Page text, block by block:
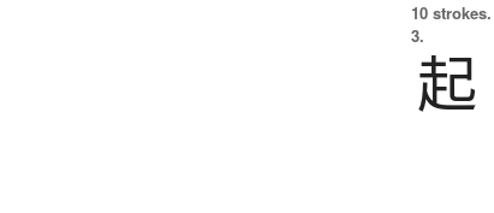
10 strokes.
3.
起